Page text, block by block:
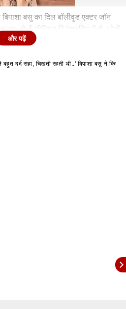
बसु का दिल बॉलीवुड एक्टर जॉन
था. दोनों सीरियस रिलेशनशिप में थे. लोगों
करेंगे.
और पढ़ें
बहुत दर्द सहा, चिखती रहती थी..' बिपाशा बसु ने किया